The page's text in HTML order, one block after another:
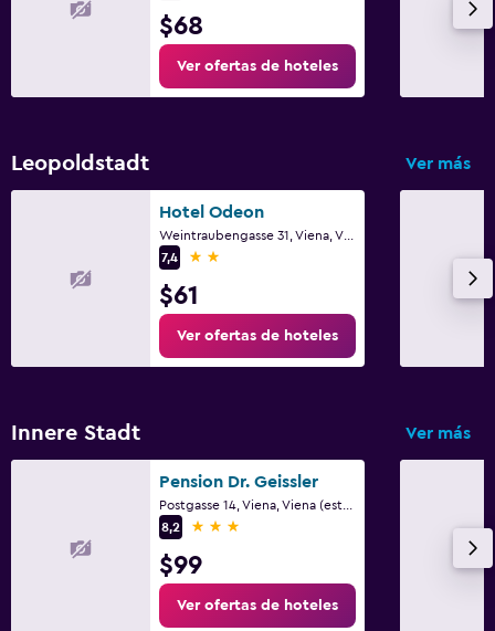
$68
Ver ofertas de hoteles
Leopoldstadt Ver más
Hotel Odeon
7,4
2 estrellas
$61
Ver ofertas de hoteles
Innere Stadt Ver más
Pension Dr. Geissler
8,2
3 estrellas
$99
Ver ofertas de hoteles